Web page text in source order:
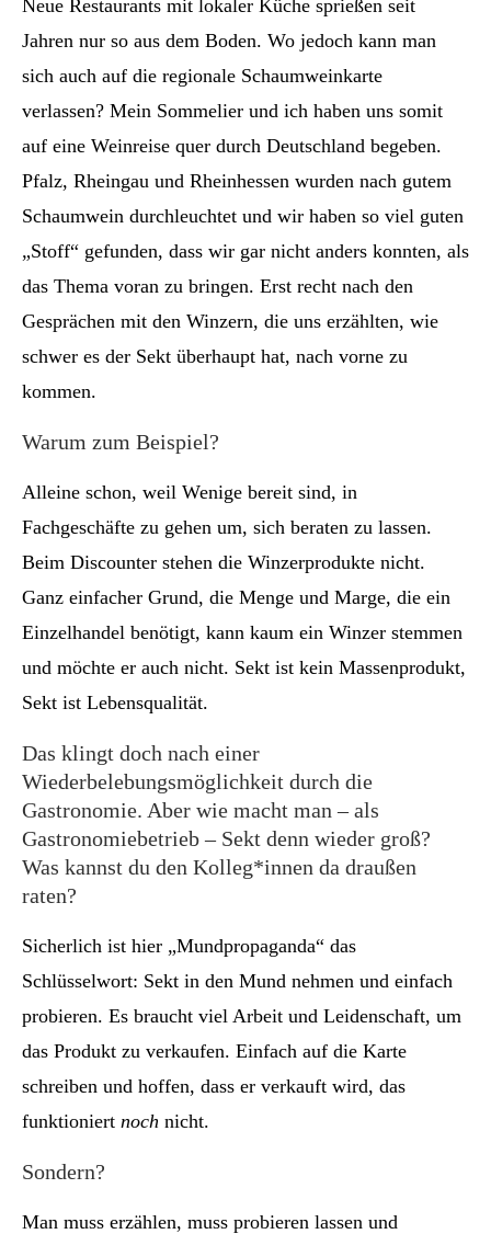
Neue Restaurants mit lokaler Küche sprießen seit
Jahren nur so aus dem Boden. Wo jedoch kann man
sich auch auf die regionale Schaumweinkarte
verlassen? Mein Sommelier und ich haben uns somit
auf eine Weinreise quer durch Deutschland begeben.
Pfalz, Rheingau und Rheinhessen wurden nach gutem
Schaumwein durchleuchtet und wir haben so viel guten
„Stoff“ gefunden, dass wir gar nicht anders konnten, als
das Thema voran zu bringen. Erst recht nach den
Gesprächen mit den Winzern, die uns erzählten, wie
schwer es der Sekt überhaupt hat, nach vorne zu
kommen.
Warum zum Beispiel?
Alleine schon, weil Wenige bereit sind, in
Fachgeschäfte zu gehen um, sich beraten zu lassen.
Beim Discounter stehen die Winzerprodukte nicht.
Ganz einfacher Grund, die Menge und Marge, die ein
Einzelhandel benötigt, kann kaum ein Winzer stemmen
und möchte er auch nicht. Sekt ist kein Massenprodukt,
Sekt ist Lebensqualität.
Das klingt doch nach einer
Wiederbelebungsmöglichkeit durch die
Gastronomie. Aber wie macht man – als
Gastronomiebetrieb – Sekt denn wieder groß?
Was kannst du den Kolleg*innen da draußen
raten?
Sicherlich ist hier „Mundpropaganda“ das
Schlüsselwort: Sekt in den Mund nehmen und einfach
probieren. Es braucht viel Arbeit und Leidenschaft, um
das Produkt zu verkaufen. Einfach auf die Karte
schreiben und hoffen, dass er verkauft wird, das
funktioniert noch nicht.
Sondern?
Man muss erzählen, muss probieren lassen und